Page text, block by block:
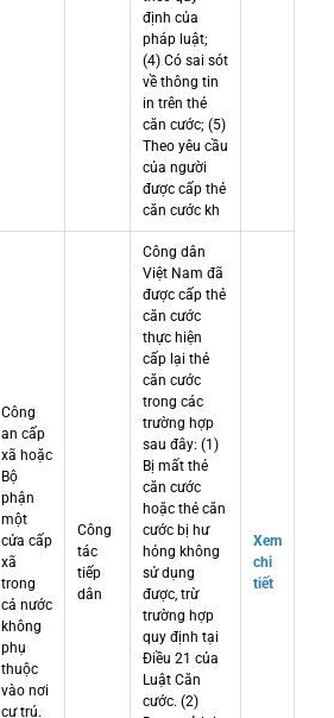
định của
pháp luật;
(4) Có sai sót
về thông tin
in trên thẻ
căn cước; (5)
Theo yêu cầu
của người
được cấp thẻ
căn cước kh
Công
an cấp
xã hoặc
Bộ
phận
một
cửa cấp
xã
trong
cả nước
không
phụ
thuộc
vào nơi
cư trú.
Công
tác
tiếp
dân
Công dân
Việt Nam đã
được cấp thẻ
căn cước
thực hiện
cấp lại thẻ
căn cước
trong các
trường hợp
sau đây: (1)
Bị mất thẻ
căn cước
hoặc thẻ căn
cước bị hư
hỏng không
sử dụng
được, trừ
trường hợp
quy định tại
Điều 21 của
Luật Căn
cước. (2)
Xem
chi
tiết